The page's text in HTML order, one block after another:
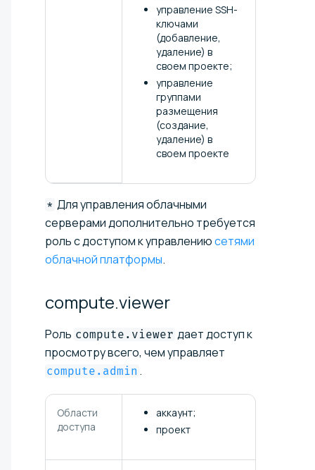
управление SSH-
ключами
(добавление,
удаление) в
своем проекте;
управление
группами
размещения
(создание,
удаление) в
своем проекте
* Для управления облачными
серверами дополнительно требуется
роль с доступом к управлениюсетями
облачной платформы.
compute.viewer
Роль compute.viewer дает доступ к
просмотру всего, чем управляет
compute.admin .
Области
доступа
аккаунт;
проект